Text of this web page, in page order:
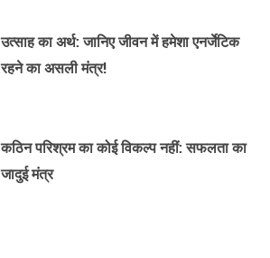
उत्साह का अर्थ: जानिए जीवन में हमेशा एनर्जेटिक
रहने का असली मंत्र!
कठिन परिश्रम का कोई विकल्प नहीं: सफलता का
जादुई मंत्र